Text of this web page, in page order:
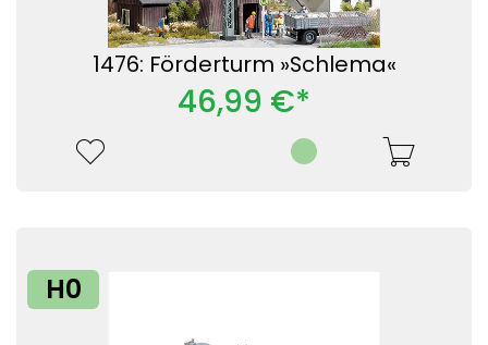
1476: Förderturm »Schlema«
46,99 €*
H0